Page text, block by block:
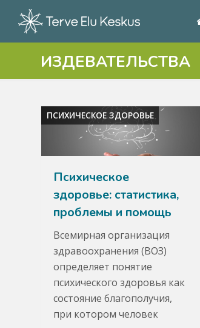
ИЗДЕВАТЕЛЬСТВА
ПСИХИЧЕСКОЕ ЗДОРОВЬЕ
Психическое
здоровье: статистика,
проблемы и помощь
Всемирная организация
здравоохранения (ВОЗ)
определяет понятие
психического здоровья как
состояние благополучия,
при котором человек